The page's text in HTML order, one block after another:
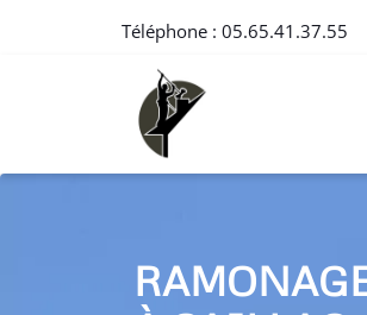
Téléphone : 05.65.41.37.55